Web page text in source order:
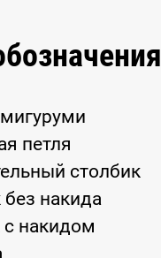
петля
столбик
накида
с накидом